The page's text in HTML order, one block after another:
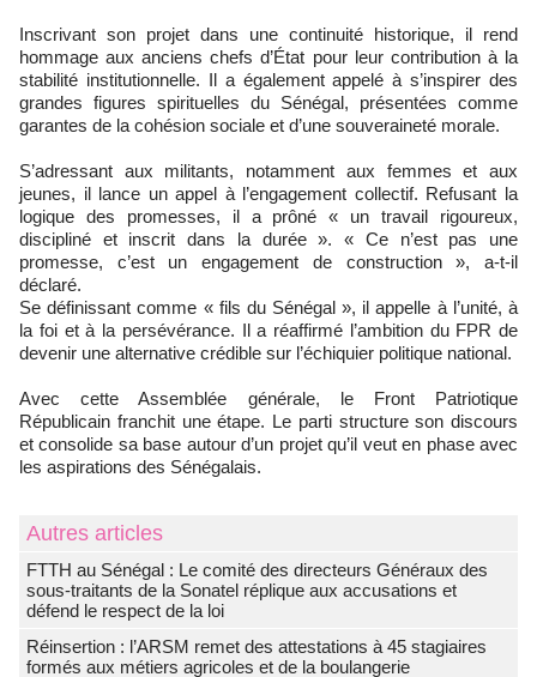
Inscrivant son projet dans une continuité historique, il rend
hommage aux anciens chefs d’État pour leur contribution à la
stabilité institutionnelle. Il a également appelé à s’inspirer des
grandes figures spirituelles du Sénégal, présentées comme
garantes de la cohésion sociale et d’une souveraineté morale.
S’adressant aux militants, notamment aux femmes et aux
jeunes, il lance un appel à l’engagement collectif. Refusant la
logique des promesses, il a prôné « un travail rigoureux,
discipliné et inscrit dans la durée ». « Ce n’est pas une
promesse, c’est un engagement de construction », a-t-il
déclaré.
Se définissant comme « fils du Sénégal », il appelle à l’unité, à
la foi et à la persévérance. Il a réaffirmé l’ambition du FPR de
devenir une alternative crédible sur l’échiquier politique national.
Avec cette Assemblée générale, le Front Patriotique
Républicain franchit une étape. Le parti structure son discours
et consolide sa base autour d’un projet qu’il veut en phase avec
les aspirations des Sénégalais.
Autres articles
FTTH au Sénégal : Le comité des directeurs Généraux des
sous-traitants de la Sonatel réplique aux accusations et
défend le respect de la loi
Réinsertion : l’ARSM remet des attestations à 45 stagiaires
formés aux métiers agricoles et de la boulangerie